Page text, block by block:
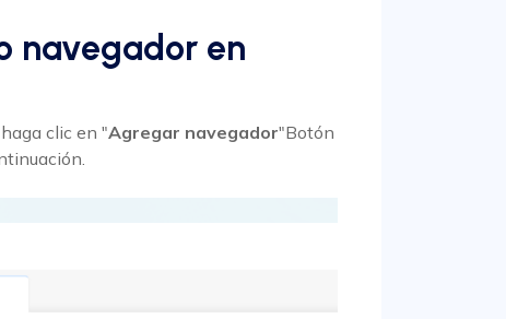
navegador en
clic en "Agregar navegador"Botón